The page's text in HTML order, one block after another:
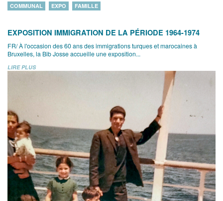
COMMUNAL EXPO FAMILLE
EXPOSITION IMMIGRATION DE LA PÉRIODE 1964-1974
FR/ À l'occasion des 60 ans des immigrations turques et marocaines à
Bruxelles, la Bib Josse accueille une exposition...
LIRE PLUS